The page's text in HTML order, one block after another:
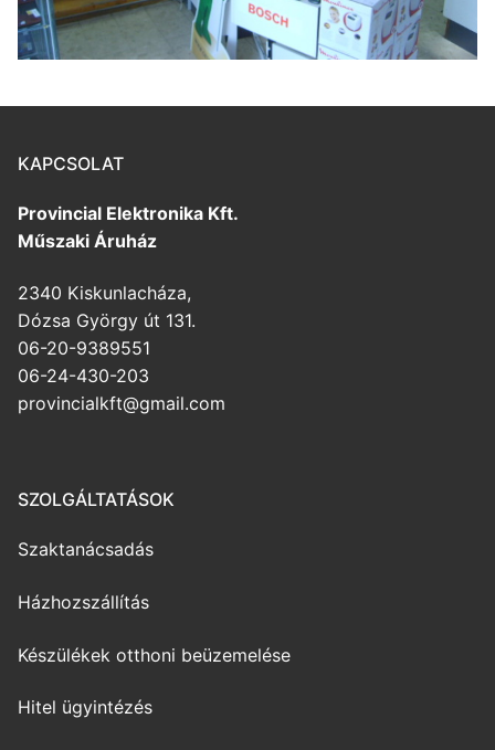
KAPCSOLAT
Provincial Elektronika Kft.
Műszaki Áruház
2340 Kiskunlacháza,
Dózsa György út 131.
06-20-9389551
06-24-430-203
provincialkft@gmail.com
SZOLGÁLTATÁSOK
Szaktanácsadás
Házhozszállítás
Készülékek otthoni beüzemelése
Hitel ügyintézés